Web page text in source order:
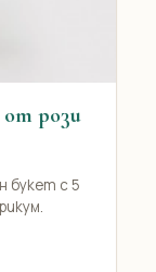
рози
букет с 5